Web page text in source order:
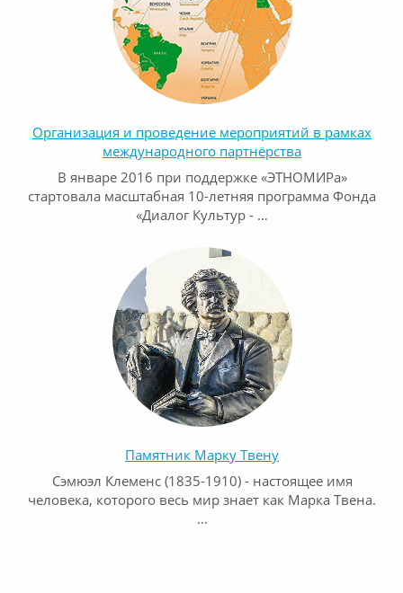
Организация и проведение мероприятий в рамках
международного партнёрства
В январе 2016 при поддержке «ЭТНОМИРа»
стартовала масштабная 10-летняя программа Фонда
«Диалог Культур - …
Памятник Марку Твену
Сэмюэл Клеменс (1835-1910) - настоящее имя
человека, которого весь мир знает как Марка Твена.
…